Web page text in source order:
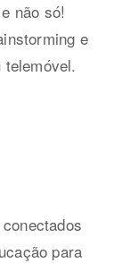
não só!
e
para